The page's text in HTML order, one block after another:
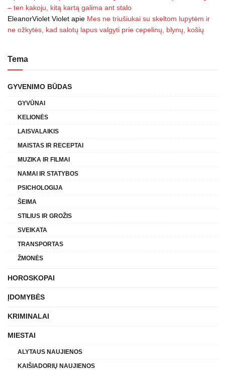
– ten kakoju, kitą kartą galima ant stalo
EleanorViolet Violet apie Mes ne triušiukai su skeltom lupytėm ir
ne ožkytės, kad salotų lapus valgyti prie cepelinų, blynų, košių
Tema
GYVENIMO BŪDAS
GYVŪNAI
KELIONĖS
LAISVALAIKIS
MAISTAS IR RECEPTAI
MUZIKA IR FILMAI
NAMAI IR STATYBOS
PSICHOLOGIJA
ŠEIMA
STILIUS IR GROŽIS
SVEIKATA
TRANSPORTAS
ŽMONĖS
HOROSKOPAI
ĮDOMYBĖS
KRIMINALAI
MIESTAI
ALYTAUS NAUJIENOS
KAIŠIADORIŲ NAUJIENOS